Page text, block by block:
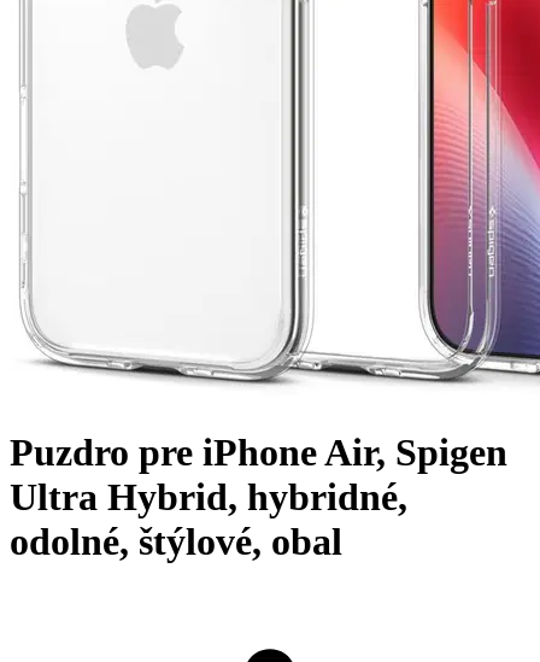
Puzdro pre iPhone Air, Spigen
Ultra Hybrid, hybridné,
odolné, štýlové, obal